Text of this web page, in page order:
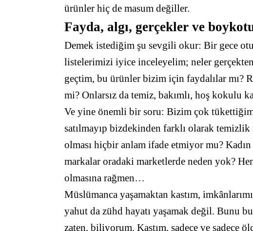
ürünler hiç de masum değiller.
Fayda, algı, gerçekler ve
Demek istediğim şu sevgili okur: Bir gece
listelerimizi iyice inceleyelim; neler
geçtim, bu ürünler bizim için faydalılar mı?
mi? Onlarsız da temiz, bakımlı, hoş kokulu
Ve yine önemli bir soru: Bizim çok
satılmayıp bizdekinden farklı olarak
olması hiçbir anlam ifade etmiyor mu?
markalar oradaki marketlerde neden yok?
olmasına rağmen…
Müslümanca yaşamaktan kastım,
yahut da zühd hayatı yaşamak değil. Bunu
zaten, biliyorum. Kastım, sadece ve sadece